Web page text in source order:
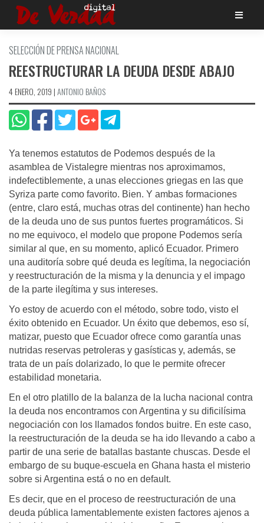
Saltar
SELECCIÓN DE PRENSA NACIONAL
REESTRUCTURAR LA DEUDA DESDE ABAJO
4 ENERO, 2019 |ANTONIO BAÑOS
Ya tenemos estatutos de Podemos después de la
asamblea de Vistalegre mientras nos aproximamos,
indefectiblemente, a unas elecciones griegas en las que
Syriza parte como favorito. Bien. Y ambas formaciones
(entre, claro está, muchas otras del continente) han hecho
de la deuda uno de sus puntos fuertes programáticos. Si
no me equivoco, el modelo que propone Podemos sería
similar al que, en su momento, aplicó Ecuador. Primero
una auditoría sobre qué deuda es legítima, la negociación
y reestructuración de la misma y la denuncia y el impago
de la parte ilegítima y sus intereses.
Yo estoy de acuerdo con el método, sobre todo, visto el
éxito obtenido en Ecuador. Un éxito que debemos, eso sí,
matizar, puesto que Ecuador ofrece como garantía unas
nutridas reservas petroleras y gasísticas y, además, se
trata de un país dolarizado, lo que le permite ofrecer
estabilidad monetaria.
En el otro platillo de la balanza de la lucha nacional contra
la deuda nos encontramos con Argentina y su dificilísima
negociación con los llamados fondos buitre. En este caso,
la reestructuración de la deuda se ha ido llevando a cabo a
partir de una serie de batallas bastante chuscas. Desde el
embargo de su buque-escuela en Ghana hasta el misterio
sobre si Argentina está o no en default.
Es decir, que en el proceso de reestructuración de una
deuda pública lamentablemente existen factores ajenos a